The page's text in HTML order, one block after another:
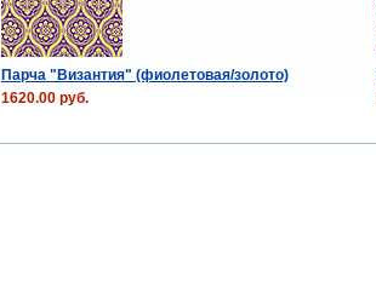
Парча "Византия" (фиолетовая/золото)
1620.00 руб.